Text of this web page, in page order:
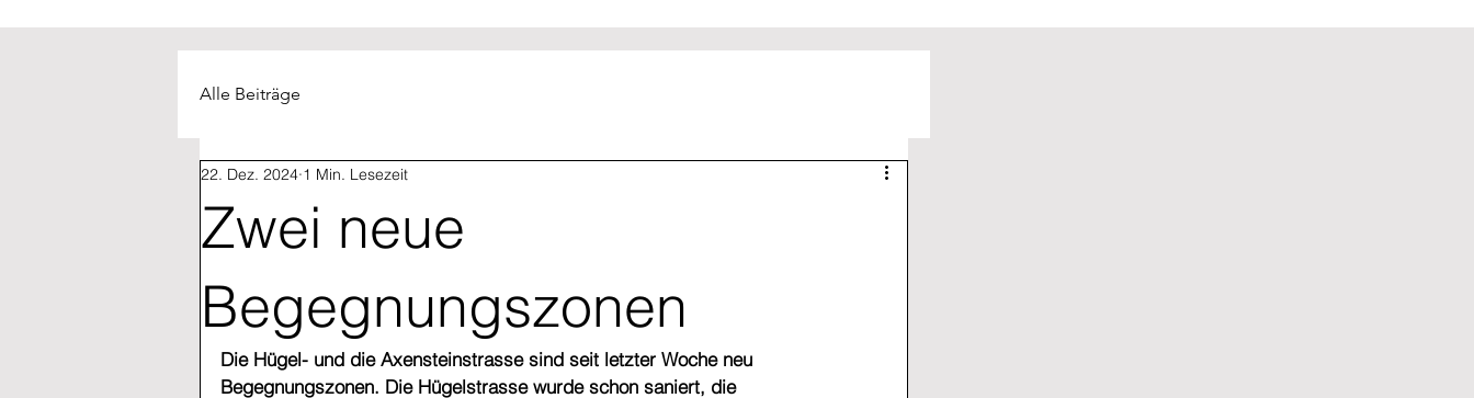
Alle Beiträge
Zwei neue
Begegnungszonen
22. Dez. 2024 1 Min. Lesezeit
Die Hügel- und die Axensteinstrasse sind seit letzter Woche neu
Begegnungszonen. Die Hügelstrasse wurde schon saniert, die